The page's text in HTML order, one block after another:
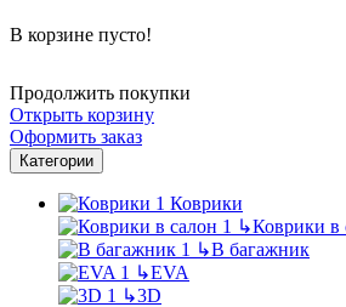
В корзине пусто!
Продолжить покупки
Открыть корзину
Оформить заказ
Категории
Коврики
↳Коврики в
↳В багажник
↳EVA
↳3D